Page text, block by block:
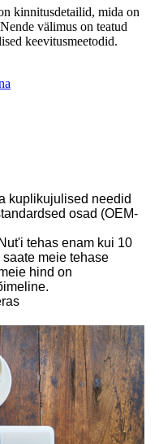
kinnitusdetailid, mida on
välimus on teatud
keevitusmeetodid.
kuplikujulised needid
osad (OEM-
tehas enam kui 10
meie tehase
hind on